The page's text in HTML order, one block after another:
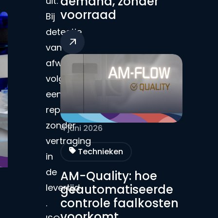
Bij
detectie
van
afwijkingen
volgt
een
reprint,
zonder
vertraging
in
de
levertijd
.
voorraad
AM-Quality: hoe
geautomatiseerde
controle faalkosten
4 juni 2026
Technieken